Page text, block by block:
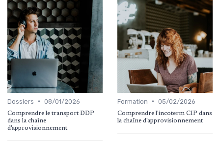
Dossiers • 08/01/2026
Comprendre le transport DDP
dans la chaîne
d'approvisionnement
Formation • 05/02/2026
Comprendre l'incoterm CIP dans
la chaîne d'approvisionnement